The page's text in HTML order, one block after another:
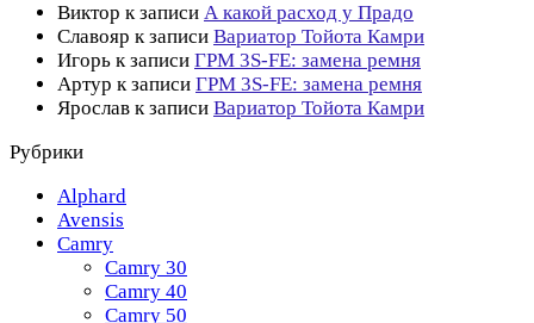
Виктор к записи А какой расход у Прадо
Славояр к записи Вариатор Тойота Камри
Игорь к записи ГРМ 3S-FE: замена ремня
Артур к записи ГРМ 3S-FE: замена ремня
Ярослав к записи Вариатор Тойота Камри
Рубрики
Alphard
Avensis
Camry
Camry 30
Camry 40
Camry 50